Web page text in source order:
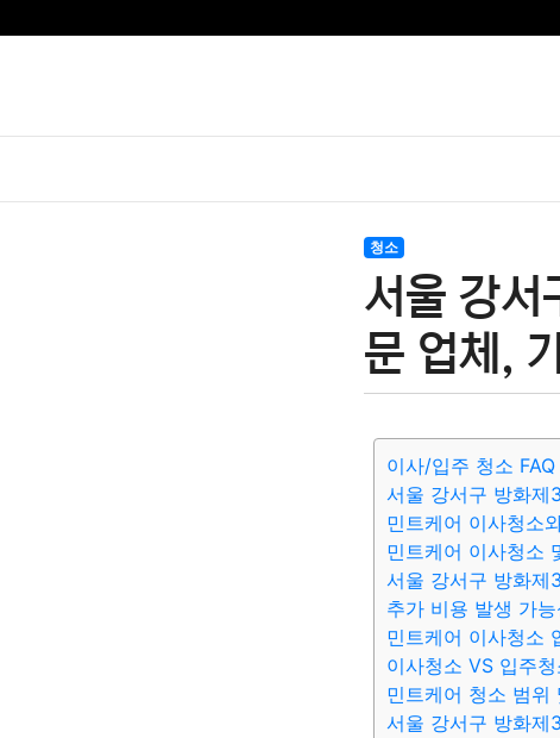
청소
서울 강서
문 업체,
이사/입주 청소 FAQ
서울 강서구 방화제
민트케어 이사청소
민트케어 이사청소
서울 강서구 방화제
추가 비용 발생 가능
민트케어 이사청소
이사청소 VS 입주
민트케어 청소 범위
서울 강서구 방화제